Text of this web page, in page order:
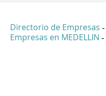
Directorio de Empresas -
Empresas en MEDELLIN -